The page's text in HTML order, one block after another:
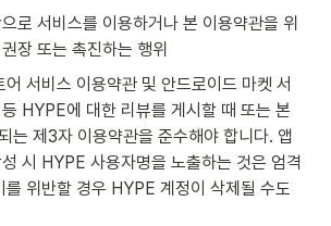
로 서비스를 이용하거나 본 이용약관을 위
장 또는 촉진하는 행위
서비스 이용약관 및 안드로이드 마켓 서
HYPE에 대한 리뷰를 게시할 때 또는 본
는 제3자 이용약관을 준수해야 합니다. 앱
시 HYPE 사용자명을 노출하는 것은 엄격
를 위반할 경우 HYPE 계정이 삭제될 수도